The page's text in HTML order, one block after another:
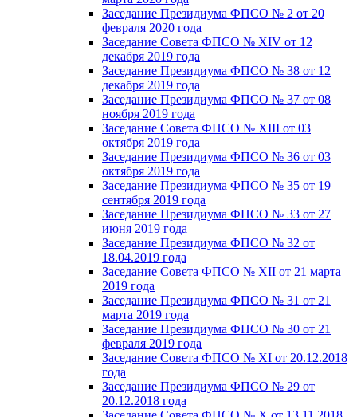
Заседание Президиума ФПСО № 2 от 20
февраля 2020 года
Заседание Совета ФПСО № XIV от 12
декабря 2019 года
Заседание Президиума ФПСО № 38 от 12
декабря 2019 года
Заседание Президиума ФПСО № 37 от 08
ноября 2019 года
Заседание Совета ФПСО № XIII от 03
октября 2019 года
Заседание Президиума ФПСО № 36 от 03
октября 2019 года
Заседание Президиума ФПСО № 35 от 19
сентября 2019 года
Заседание Президиума ФПСО № 33 от 27
июня 2019 года
Заседание Президиума ФПСО № 32 от
18.04.2019 года
Заседание Совета ФПСО № XII от 21 марта
2019 года
Заседание Президиума ФПСО № 31 от 21
марта 2019 года
Заседание Президиума ФПСО № 30 от 21
февраля 2019 года
Заседание Совета ФПСО № XI от 20.12.2018
года
Заседание Президиума ФПСО № 29 от
20.12.2018 года